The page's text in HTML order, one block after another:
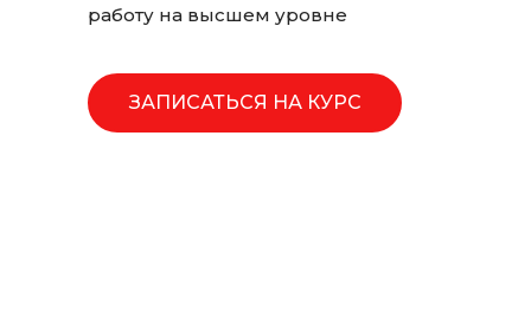
работу на высшем уровне
ЗАПИСАТЬСЯ НА КУРС